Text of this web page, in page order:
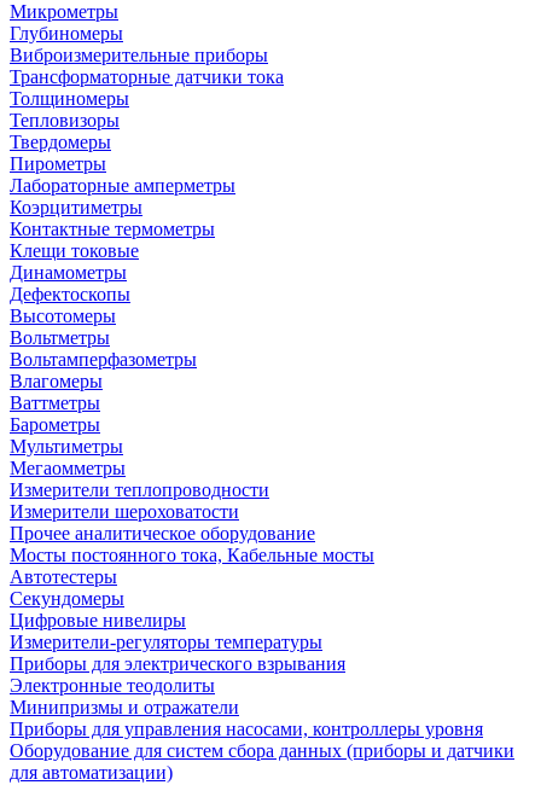
Микрометры
Глубиномеры
Виброизмерительные приборы
Трансформаторные датчики тока
Толщиномеры
Тепловизоры
Твердомеры
Пирометры
Лабораторные амперметры
Коэрцитиметры
Контактные термометры
Клещи токовые
Динамометры
Дефектоскопы
Высотомеры
Вольтметры
Вольтамперфазометры
Влагомеры
Ваттметры
Барометры
Мультиметры
Мегаомметры
Измерители теплопроводности
Измерители шероховатости
Прочее аналитическое оборудование
Мосты постоянного тока, Кабельные мосты
Автотестеры
Секундомеры
Цифровые нивелиры
Измерители-регуляторы температуры
Приборы для электрического взрывания
Электронные теодолиты
Минипризмы и отражатели
Приборы для управления насосами, контроллеры уровня
Оборудование для систем сбора данных (приборы и датчики
для автоматизации)